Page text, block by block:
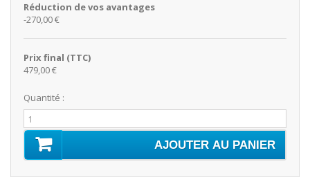
Réduction de vos avantages
-270,00 €
Prix final (TTC)
479,00 €
Quantité :
AJOUTER AU PANIER